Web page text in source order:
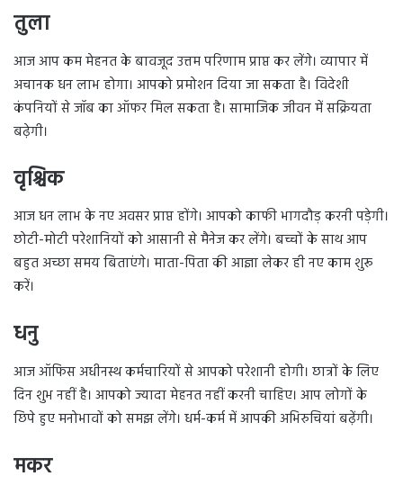
तुला
आज आप कम मेहनत के बावजूद उत्तम परिणाम प्राप्त कर लेंगे। व्यापार में
अचानक धन लाभ होगा। आपको प्रमोशन दिया जा सकता है। विदेशी
कंपनियों से जॉब का ऑफर मिल सकता है। सामाजिक जीवन में सक्रियता
बढ़ेगी।
वृश्चिक
आज धन लाभ के नए अवसर प्राप्त होंगे। आपको काफी भागदौड़ करनी पड़ेगी।
छोटी-मोटी परेशानियों को आसानी से मैनेज कर लेंगे। बच्चों के साथ आप
बहुत अच्छा समय बिताएंगे। माता-पिता की आज्ञा लेकर ही नए काम शुरू
करें।
धनु
आज ऑफिस अधीनस्थ कर्मचारियों से आपको परेशानी होगी। छात्रों के लिए
दिन शुभ नहीं है। आपको ज्यादा मेहनत नहीं करनी चाहिए। आप लोगों के
छिपे हुए मनोभावों को समझ लेंगे। धर्म-कर्म में आपकी अभिरुचिया‍ं बढ़ेंगी।
मकर